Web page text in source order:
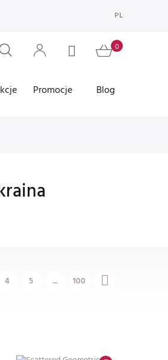
PL
Promocje Blog
4 5 ... 100